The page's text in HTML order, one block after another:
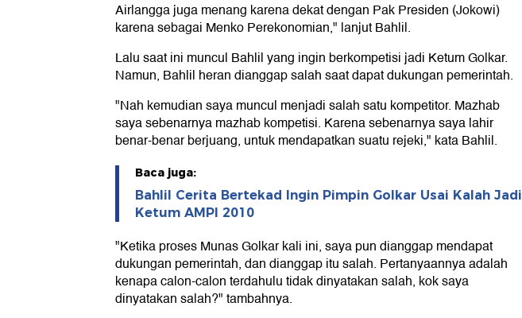
Airlangga juga menang karena dekat dengan Pak Presiden (Jokowi)
karena sebagai Menko Perekonomian," lanjut Bahlil.
Lalu saat ini muncul Bahlil yang ingin berkompetisi jadi Ketum Golkar.
Namun, Bahlil heran dianggap salah saat dapat dukungan pemerintah.
"Nah kemudian saya muncul menjadi salah satu kompetitor. Mazhab
saya sebenarnya mazhab kompetisi. Karena sebenarnya saya lahir
benar-benar berjuang, untuk mendapatkan suatu rejeki," kata Bahlil.
Baca juga:
Bahlil Cerita Bertekad Ingin Pimpin Golkar Usai Kalah Jadi
Ketum AMPI 2010
"Ketika proses Munas Golkar kali ini, saya pun dianggap mendapat
dukungan pemerintah, dan dianggap itu salah. Pertanyaannya adalah
kenapa calon-calon terdahulu tidak dinyatakan salah, kok saya
dinyatakan salah?" tambahnya.